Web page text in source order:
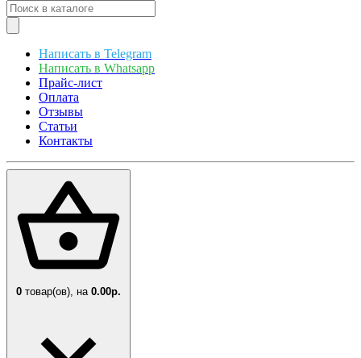
Написать в Telegram
Написать в Whatsapp
Прайс-лист
Оплата
Отзывы
Статьи
Контакты
0 товар(ов), на 0.00р.